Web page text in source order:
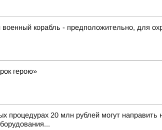
корабль - предположительно, для
герою»
20 млн рублей могут